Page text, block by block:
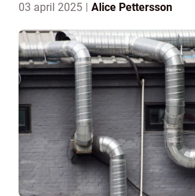
03 april 2025 Alice Pettersson